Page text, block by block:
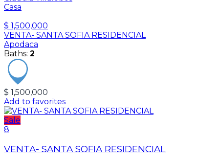
Casa
$ 1,500,000
VENTA- SANTA SOFIA RESIDENCIAL
Apodaca
Baths: 2
$ 1,500,000
Add to favorites
Sale
8
VENTA- SANTA SOFIA RESIDENCIAL